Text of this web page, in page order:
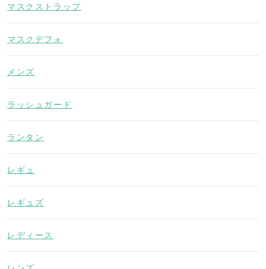
マスクストラップ
マスクデフォ
メンズ
ラッシュガード
ランタン
レギュ
レギュズ
レディース